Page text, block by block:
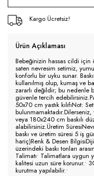
Kargo Ücretsiz!
Ürün Açıklaması
Bebeğinizin hassas cildi için
saten nevresim setimiz,
konforlu bir uyku sunar.
kullanılmış olup, kumaş ve
zararlı değildir; bu nedenle
güvenle tercih
50x70 cm yastık kılıfıNot:
veya 180x240 cm baskılı
alabilirsiniz.Üretim
baskı ve üretim süresi 5 iş
hariç)Renk & Desen
üzerindeki baskı tonları
Talimatı• Talimatlara uygun
kalitesi uzun süre korunur.•
kurutma yapılabilir.•